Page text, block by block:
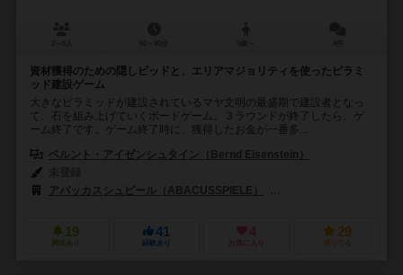
資材獲得のための隠しビッドと、エリアマジョリティを使ったピラミ
ッド建設ゲーム
大きなピラミッドが建設されているマヤ文明の最盛期で建設者となっ
て、石を組み上げていくボードゲーム。３ラウンドが終了したら、ゲ
ーム終了です。ゲーム終了時に、獲得したお金が一番多...
ベルント・アイゼンシュタイン（Bernd Eisenstein）
アバッカスシュピール（ABACUSSPIELE）
19
興味あり
41
経験あり
4
お気に入り
29
持ってる